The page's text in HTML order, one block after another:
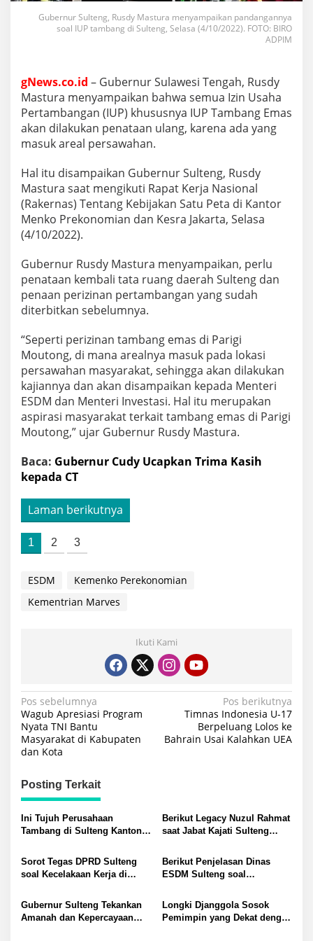
Gubernur Sulteng, Rusdy Mastura menyampaikan pandangannya
soal IUP tambang di Sulteng, Selasa (4/10/2022). FOTO: BIRO
ADPIM
gNews.co.id – Gubernur Sulawesi Tengah, Rusdy
Mastura menyampaikan bahwa semua Izin Usaha
Pertambangan (IUP) khususnya IUP Tambang Emas
akan dilakukan penataan ulang, karena ada yang
masuk areal persawahan.
Hal itu disampaikan Gubernur Sulteng, Rusdy
Mastura saat mengikuti Rapat Kerja Nasional
(Rakernas) Tentang Kebijakan Satu Peta di Kantor
Menko Prekonomian dan Kesra Jakarta, Selasa
(4/10/2022).
Gubernur Rusdy Mastura menyampaikan, perlu
penataan kembali tata ruang daerah Sulteng dan
penaan perizinan pertambangan yang sudah
diterbitkan sebelumnya.
“Seperti perizinan tambang emas di Parigi
Moutong, di mana arealnya masuk pada lokasi
persawahan masyarakat, sehingga akan dilakukan
kajiannya dan akan disampaikan kepada Menteri
ESDM dan Menteri Investasi. Hal itu merupakan
aspirasi masyarakat terkait tambang emas di Parigi
Moutong,” ujar Gubernur Rusdy Mastura.
Baca: Gubernur Cudy Ucapkan Trima Kasih
kepada CT
Laman berikutnya
1 2 3
ESDM
Kemenko Perekonomian
Kementrian Marves
Ikuti Kami
Navigasi
pos
Pos sebelumnya
Wagub Apresiasi Program
Nyata TNI Bantu
Masyarakat di Kabupaten
dan Kota
Pos berikutnya
Timnas Indonesia U-17
Berpeluang Lolos ke
Bahrain Usai Kalahkan UEA
Posting Terkait
Ini Tujuh Perusahaan
Tambang di Sulteng Kantongi
Berikut Legacy Nuzul Rahmat
saat Jabat Kajati Sulteng
Sorot Tegas DPRD Sulteng
soal Kecelakaan Kerja di
Bermasalah Secara Sosial
Berikut Penjelasan Dinas
ESDM Sulteng soal
Sudah Memenuhi Semua
yang Jadi Dasar
Gubernur Sulteng Tekankan
Amanah dan Kepercayaan
Longki Djanggola Sosok
Pemimpin yang Dekat dengan